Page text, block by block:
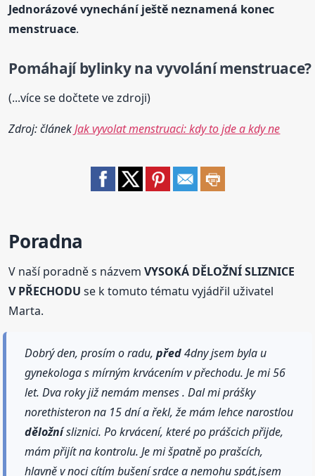
Jednorázové vynechání ještě neznamená konec
menstruace.
Pomáhají bylinky na vyvolání menstruace?
(...více se dočtete ve zdroji)
Zdroj: článekJak vyvolat menstruaci: kdy to jde a kdy ne
Poradna
V naší poradně s názvemVYSOKÁ DĚLOŽNÍ SLIZNICE
V PŘECHODU se k tomuto tématu vyjádřil uživatel
Marta.
Dobrý den, prosím o radu,před4dny jsem byla u
gynekologa s mírným krvácením v přechodu. Je mi 56
let. Dva roky již nemám menses . Dal mi prášky
norethisteron na 15 dní a řekl, že mám lehce narostlou
děložnísliznici. Po krvácení, které po prášcich přijde,
mám přijít na kontrolu. Je mi špatně po prašcích,
hlavně v noci cítím bušení srdce a nemohu spát,jsem